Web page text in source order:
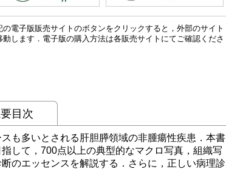
の電子版販売サイトのボタンをクリックすると，外部のサイト
動します．電子版の購入方法は各販売サイトにてご確認くださ
目次
も多いとされる肝胆膵領域の非腫瘍性疾患．本書
して，700点以上の典型的なマクロ写真，組織写
のエッセンスを解説する．さらに，正しい病理診